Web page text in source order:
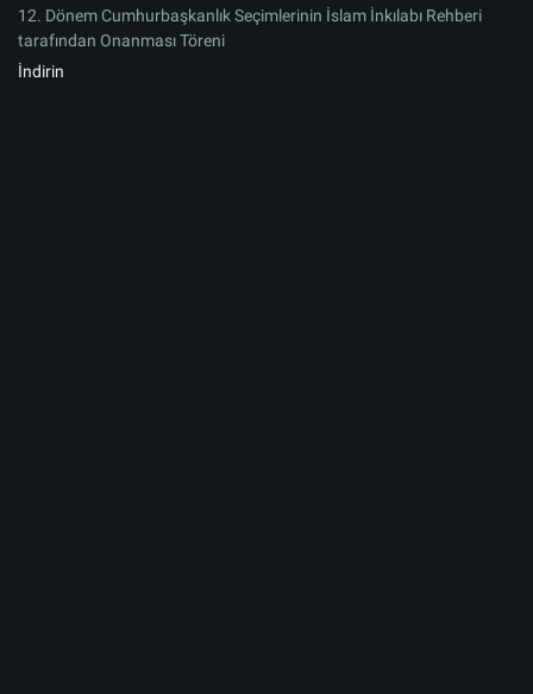
12. Dönem Cumhurbaşkanlık Seçimlerinin İslam İnkılabı Rehberi
tarafından Onanması Töreni
İndirin